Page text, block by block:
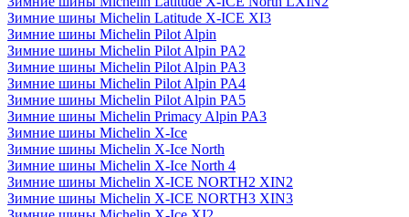
Зимние шины Michelin Latitude X-ICE XI3
Зимние шины Michelin Pilot Alpin
Зимние шины Michelin Pilot Alpin PA2
Зимние шины Michelin Pilot Alpin PA3
Зимние шины Michelin Pilot Alpin PA4
Зимние шины Michelin Pilot Alpin PA5
Зимние шины Michelin Primacy Alpin PA3
Зимние шины Michelin X-Ice
Зимние шины Michelin X-Ice North
Зимние шины Michelin X-Ice North 4
Зимние шины Michelin X-ICE NORTH2 XIN2
Зимние шины Michelin X-ICE NORTH3 XIN3